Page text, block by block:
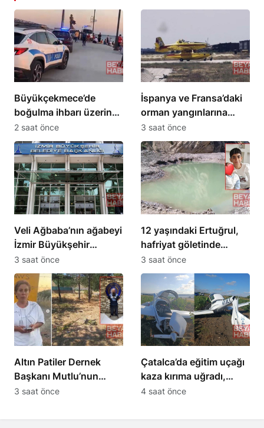
Büyükçekmece’de
boğulma ihbarı üzerine
arama çalışması
başlatıldı
2 saat önce
İspanya ve Fransa’daki
orman yangınlarına
müdahale eden 4 uçak
Türkiye’ye döndü
3 saat önce
Veli Ağbaba’nın ağabeyi
İzmir Büyükşehir
Belediyesi
soruşturmasında
tutuklandı
3 saat önce
12 yaşındaki Ertuğrul,
hafriyat göletinde
boğuldu
3 saat önce
Altın Patiler Dernek
Başkanı Mutlu’nun
öldürülmesiyle 5 kişi
3 saat önce
Çatalca’da eğitim uçağı
kaza kırıma uğradı,
öğrenci pilot yaralandı
4 saat önce